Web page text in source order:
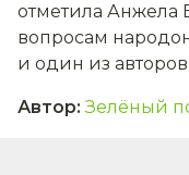
отметила Анжела
вопросам
и один из
Автор: Зелёный